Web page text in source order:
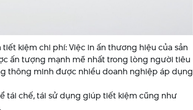
kiệm chi phí: Việc in ấn thương hiệu của sản
ấn tượng mạnh mẽ nhất trong lòng người tiêu
thông minh được nhiều doanh nghiệp áp dụng
tái chế, tái sử dụng giúp tiết kiệm cũng như